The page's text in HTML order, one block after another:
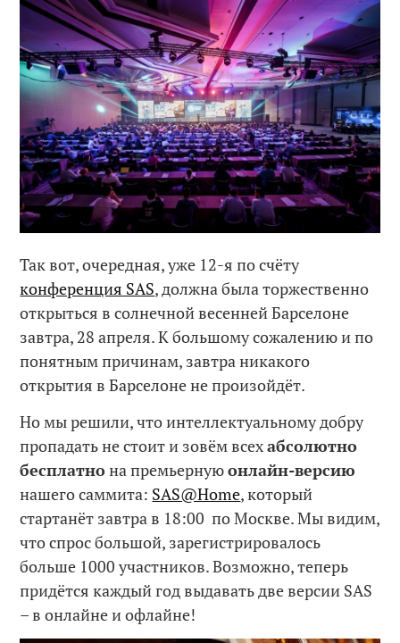
Так вот, очередная, уже 12-я по счёту
конференция SAS, должна была торжественно
открыться в солнечной весенней Барселоне
завтра, 28 апреля. К большому сожалению и по
понятным причинам, завтра никакого
открытия в Барселоне не произойдёт.
Но мы решили, что интеллектуальному добру
пропадать не стоит и зовём всехабсолютно
бесплатнона премьернуюонлайн-версию
нашего саммита: SAS@Home, который
стартанёт завтра в 18:00 по Москве. Мы видим,
что спрос большой, зарегистрировалось
больше 1000 участников. Возможно, теперь
придётся каждый год выдавать две версии SAS
– в онлайне и офлайне!